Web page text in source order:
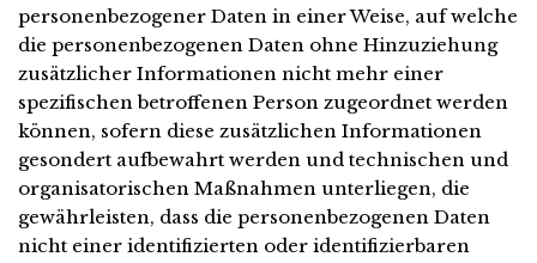
personenbezogener Daten in einer Weise, auf welche
die personenbezogenen Daten ohne Hinzuziehung
zusätzlicher Informationen nicht mehr einer
spezifischen betroffenen Person zugeordnet werden
können, sofern diese zusätzlichen Informationen
gesondert aufbewahrt werden und technischen und
organisatorischen Maßnahmen unterliegen, die
gewährleisten, dass die personenbezogenen Daten
nicht einer identifizierten oder identifizierbaren